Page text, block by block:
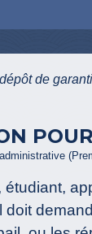
de